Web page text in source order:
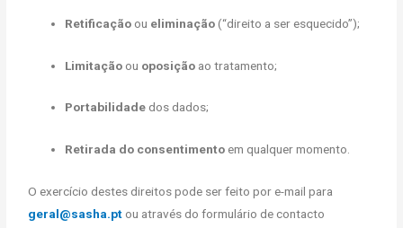
Retificaçãoou eliminação(“direito a ser esquecido”);
Limitaçãoou oposição ao tratamento;
Portabilidadedos dados;
Retirada do consentimentoem qualquer momento.
O exercício destes direitos pode ser feito por e-mail para
geral@sasha.ptou através do formulário de contacto